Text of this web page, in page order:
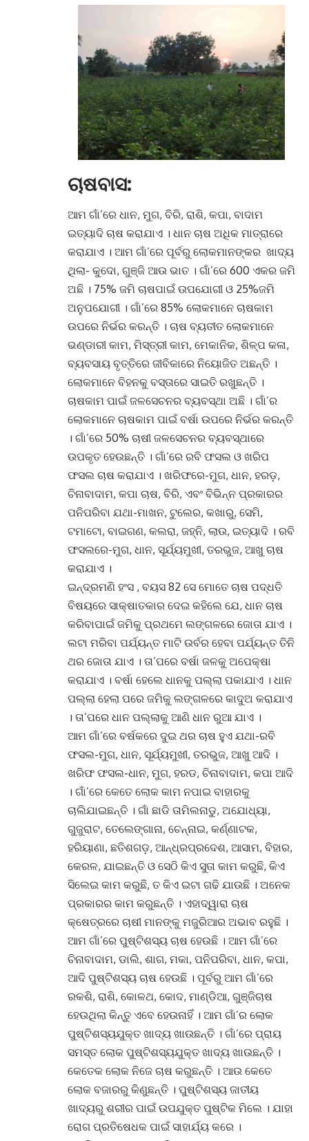
ଚାଷବାସ:
ଆମ ଗାଁ’ରେ ଧାନ, ମୁଗ, ବିରି, ରାଶି, କପା, ବାଦାମ
ଇତ୍ୟାଦି ଚାଷ କରାଯାଏ । ଧାନ ଚାଷ ଅଧିକ ମାତ୍ରାରେ
କରାଯାଏ । ଆମ ଗାଁ’ରେ ପୂର୍ବରୁ ଲୋକମାନଙ୍କର ଖାଦ୍ୟ
ଥିଲା- କୁଦୋ, ଗୁଞ୍ଜି ଆଉ ଭାତ । ଗାଁ’ରେ 600 ଏକର ଜମି
ଅଛି । 75% ଜମି ଚାଷପାଇଁ ଉପଯୋଗୀ ଓ 25%ଜମି
ଅନୁପଯୋଗୀ । ଗାଁ’ରେ 85% ଲୋକମାନେ ଚାଷକାମ
ଉପରେ ନିର୍ଭର କରନ୍ତି । ଚାଷ ବ୍ୟତୀତ ଲୋକମାନେ
ଭଣ୍ଡାରୀ କାମ, ମିସ୍ତ୍ରୀ କାମ, ମେକାନିକ, ଶିଳ୍ପ କଳା,
ବ୍ୟବସାୟ ବୃତ୍ତିରେ ଜୀବିକାରେ ନିୟୋଜିତ ଅଛନ୍ତି ।
ଲୋକମାନେ ବିହନକୁ ବସ୍ତାରେ ସାଇତି ରଖୁଛନ୍ତି ।
ଚାଷକାମ ପାଇଁ ଜଳସେଚନର ବ୍ୟବସ୍ଥା ଅଛି । ଗାଁ’ର
ଲୋକମାନେ ଚାଷକାମ ପାଇଁ ବର୍ଷା ଉପରେ ନିର୍ଭର କରନ୍ତି
। ଗାଁ’ରେ 50% ଚାଷୀ ଜଳସେଚନର ବ୍ୟବସ୍ଥାରେ
ଉପକୃତ ହେଉଛନ୍ତି । ଗାଁ’ରେ ରବି ଫସଲ ଓ ଖରିପ
ଫସଲ ଚାଷ କରାଯାଏ । ଖରିଫରେ-ମୁଗ, ଧାନ, ହରଡ଼,
ଚିନାବାଦାମ, କପା ଚାଷ, ବିରି, ଏବଂ ବିଭିନ୍ନ ପ୍ରକାରର
ପନିପରିବା ଯଥା-ମାଖନ, ଟୁଲେର, କଖାରୁ, ସେମି,
ଟମାଟୋ, ବାଇଗଣ, କଲରା, ଜହ୍ନି, ଲାଉ, ଇତ୍ୟାଦି । ରବି
ଫସଲରେ-ମୁଗ, ଧାନ, ସୂର୍ଯ୍ୟମୁଖୀ, ତରଭୁଜ, ଆଖୁ ଚାଷ
କରାଯାଏ ।
ଇନ୍ଦ୍ରମଣି ହଂସ , ବୟସ 82 ସେ ମୋତେ ଚାଷ ପଦ୍ଧତି
ବିଷୟରେ ସାକ୍ଷାତକାର ଦେଇ କହିଲେ ଯେ, ଧାନ ଚାଷ
କରିବାପାଇଁ ଜମିକୁ ପ୍ରଥମେ ଲଙ୍ଗଳରେ ଜୋତା ଯାଏ ।
ଲଟା ମରିବା ପର୍ଯ୍ୟନ୍ତ ମାଟି ଉର୍ବର ହେବା ପର୍ଯ୍ୟନ୍ତ ତିନି
ଥର ଜୋତା ଯାଏ । ତା’ପରେ ବର୍ଷା ଜଳକୁ ଅପେକ୍ଷା
କରାଯାଏ । ବର୍ଷା ହେଲେ ଧାନକୁ ପଲ୍ଲା ପକାଯାଏ । ଧାନ
ପଲ୍ଲା ହେଲା ପରେ ଜମିକୁ ଲଙ୍ଗଳରେ କାଦୁଅ କରାଯାଏ
। ତା’ପରେ ଧାନ ପଲ୍ଲାକୁ ଆଣି ଧାନ ରୁଆ ଯାଏ ।
ଆମ ଗାଁ’ରେ ବର୍ଷକରେ ଦୁଇ ଥର ଚାଷ ହୁଏ ଯଥା-ରବି
ଫସଲ-ମୁଗ, ଧାନ, ସୂର୍ଯ୍ୟମୁଖୀ, ତରଭୁଜ, ଆଖୁ ଆଦି ।
ଖରିଫ ଫସଲ-ଧାନ, ମୁଗ, ହରଡ, ଚିନାବାଦାମ, କପା ଆଦି
। ଗାଁ’ରେ କେତେ ଲୋକ କାମ ନପାଇ ବାହାରକୁ
ଚାଲିଯାଇଛନ୍ତି । ଗାଁ ଛାଡି ତାମିଲନାଡୁ, ଅଯୋଧ୍ୟା,
ଗୁଜୁରାଟ, ତେଲେଙ୍ଗାନା, ଚେନ୍ନାଇ, କର୍ଣ୍ଣାଟକ,
ହରିୟାଣା, ଛତିଶଗଡ଼, ଆନ୍ଧ୍ରପ୍ରଦେଶ, ଆସାମ, ବିହାର,
କେରଳ, ଯାଇଛନ୍ତି ଓ ସେଠି କିଏ ସୁତା କାମ କରୁଛି, କିଏ
ସିଲେଇ କାମ କରୁଛି, ତ କିଏ ଇଟା ଗଢି ଯାଉଛି । ଅନେକ
ପ୍ରକାରର କାମ କରୁଛନ୍ତି । ଏହାଦ୍ୱାରା ଚାଷ
କ୍ଷେତ୍ରରେ ଚାଷୀ ମାନଙ୍କୁ ମଜୁରିଆର ଅଭାବ ରହୁଛି ।
ଆମ ଗାଁ’ରେ ପୁଷ୍ଟିଶସ୍ୟ ଚାଷ ହେଉଛି । ଆମ ଗାଁ’ରେ
ଚିନାବାଦାମ, ଡାଲି, ଶାଗ, ମକା, ପନିପରିବା, ଧାନ, କପା,
ଆଦି ପୁଷ୍ଟିଶସ୍ୟ ଚାଷ ହେଉଛି । ପୂର୍ବରୁ ଆମ ଗାଁ’ରେ
ରକଶି, ରାଶି, କୋଳଥ, କୋଦ, ମାଣ୍ଡିଆ, ଗୁଞ୍ଜିଚାଷ
ହେଉଥିଲା କିନ୍ତୁ ଏବେ ହେଉନାହିଁ । ଆମ ଗାଁ’ର ଲୋକ
ପୁଷ୍ଟିଶସ୍ୟଯୁକ୍ତ ଖାଦ୍ୟ ଖାଉଛନ୍ତି । ଗାଁ’ରେ ପ୍ରାୟ
ସମସ୍ତ ଲୋକ ପୁଷ୍ଟିଶସ୍ୟଯୁକ୍ତ ଖାଦ୍ୟ ଖାଉଛନ୍ତି ।
କେତେକ ଲୋକ ନିଜେ ଚାଷ କରୁଛନ୍ତି । ଆଉ କେତେ
ଲୋକ ବଜାରରୁ କିଣୁଛନ୍ତି । ପୁଷ୍ଟିଶସ୍ୟ ଜାତୀୟ
ଖାଦ୍ୟରୁ ଶରୀର ପାଇଁ ଉପଯୁକ୍ତ ପୁଷ୍ଟିକ ମିଲେ । ଯାହା
ରୋଗ ପ୍ରତିଷେଧକ ପାଇଁ ସାହାର୍ଯ୍ୟ କରେ ।